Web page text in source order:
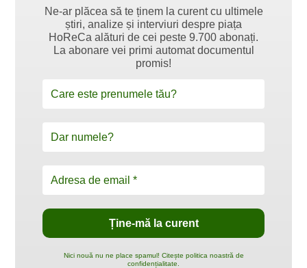
Ne-ar plăcea să te ținem la curent cu ultimele
știri, analize și interviuri despre piața
HoReCa alături de cei peste 9.700 abonați.
La abonare vei primi automat documentul
promis!
Nici nouă nu ne place spamul! Citește politica noastră de
confidențialitate.